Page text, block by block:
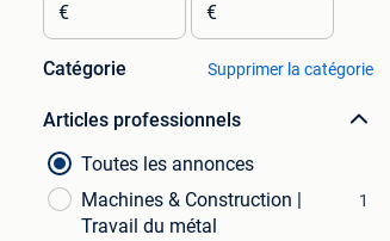
€ €
Catégorie Supprimer la catégorie
Articles professionnels
Toutes les annonces
Machines & Construction |
Travail du métal
1